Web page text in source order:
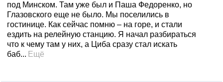
под Минском. Там уже был и Паша Федоренко, но
Глазовского еще не было. Мы поселились в
гостинице. Как сейчас помню – на горе, и стали
ездить на релейную станцию. Я начал разбираться
что к чему там у них, а Циба сразу стал искать
баб... Ещё